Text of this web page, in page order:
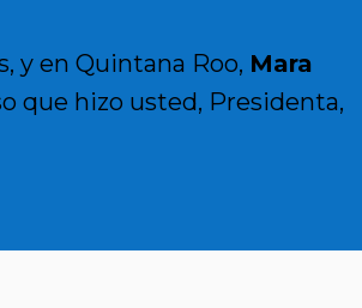
y en Quintana Roo, Mara
que hizo usted, Presidenta,